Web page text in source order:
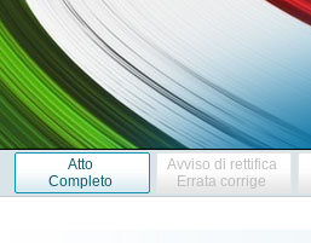
Atto
Completo
Avviso di rettifica
Errata corrige